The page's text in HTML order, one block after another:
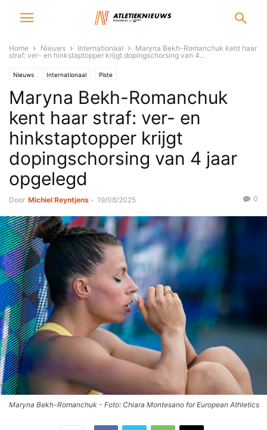
Home Nieuws Internationaal
Maryna Bekh-Romanchuk kent haar
straf: ver- en hinkstaptopper krijgt dopingschorsing van 4...
Nieuws Internationaal Piste
Maryna Bekh-Romanchuk
kent haar straf: ver- en
hinkstaptopper krijgt
dopingschorsing van 4 jaar
opgelegd
Door Michiel Reyntjens - 19/08/2025 0
Maryna Bekh-Romanchuk - Foto: Chiara Montesano for European Athletics